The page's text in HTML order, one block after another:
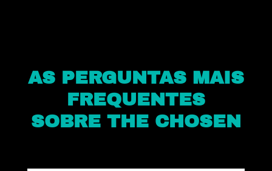
AS PERGUNTAS MAIS
FREQUENTES
SOBRE THE CHOSEN